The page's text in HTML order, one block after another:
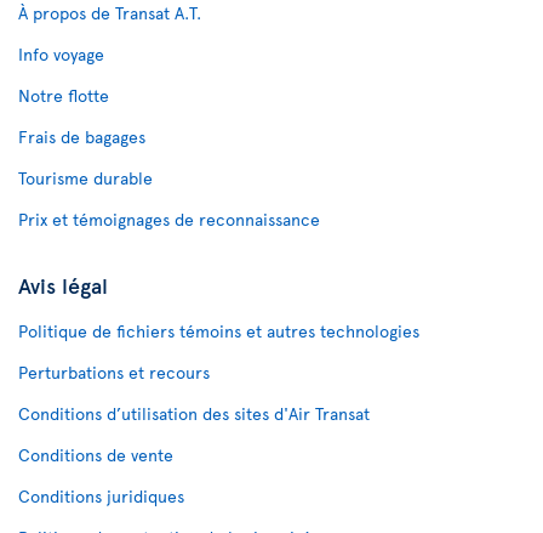
À propos de Transat A.T.
Info voyage
Notre flotte
Frais de bagages
Tourisme durable
Prix et témoignages de reconnaissance
Avis légal
Politique de fichiers témoins et autres technologies
Perturbations et recours
Conditions d’utilisation des sites d'Air Transat
Conditions de vente
Conditions juridiques